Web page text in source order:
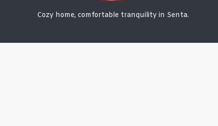
Cozy home, comfortable tranquility in Senta.